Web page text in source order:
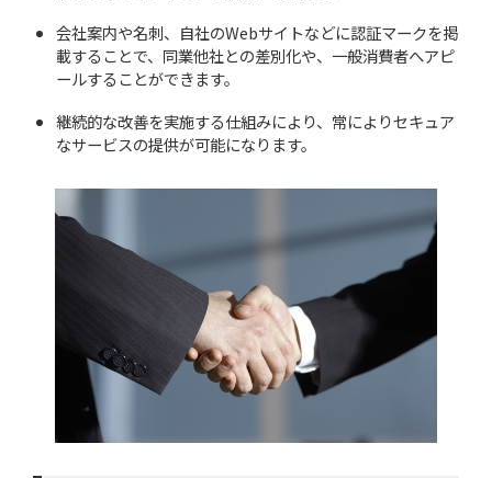
会社案内や名刺、自社のWebサイトなどに認証マークを掲
載することで、同業他社との差別化や、一般消費者へアピ
ールすることができます。
継続的な改善を実施する仕組みにより、常によりセキュア
なサービスの提供が可能になります。